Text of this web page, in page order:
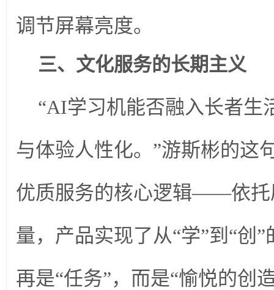
调节屏幕亮度。
三、 文化服务的长期主义
“AI学习机能否融入长者生
与体验人性化。”游斯彬的这
优质服务的核心逻辑——依托
量，产品实现了从“学”到“创
再是“任务”，而是“愉悦的创